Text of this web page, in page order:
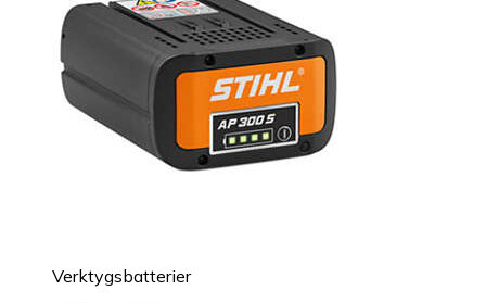
Verktygsbatterier